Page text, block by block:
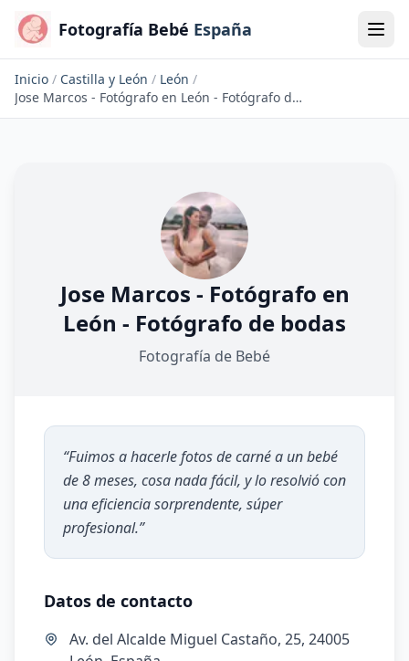
Fotografía Bebé España
Inicio / Castilla y León / León /
Jose Marcos - Fotógrafo en León - Fotógrafo de bodas
Jose Marcos - Fotógrafo en
León - Fotógrafo de bodas
Fotografía de Bebé
“Fuimos a hacerle fotos de carné a un bebé
de 8 meses, cosa nada fácil, y lo resolvió con
una eficiencia sorprendente, súper
profesional.”
Datos de contacto
Av. del Alcalde Miguel Castaño, 25, 24005